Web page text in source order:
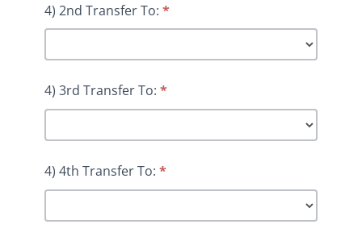
4) 2nd Transfer To: *
4) 3rd Transfer To: *
4) 4th Transfer To: *